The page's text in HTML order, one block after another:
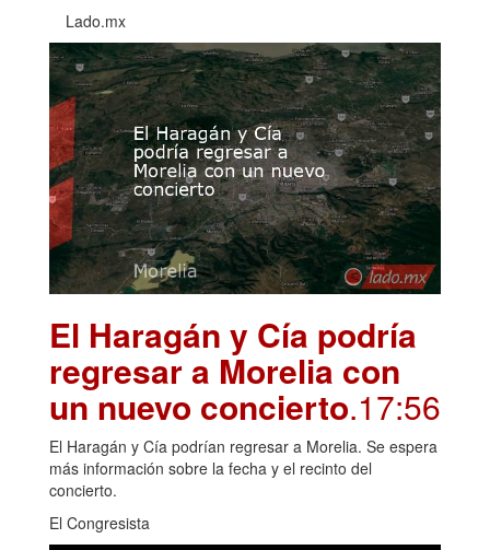
Lado.mx
El Haragán y Cía podría
regresar a Morelia con
un nuevo concierto.17:56
El Haragán y Cía podrían regresar a Morelia. Se espera
más información sobre la fecha y el recinto del
concierto.
El Congresista